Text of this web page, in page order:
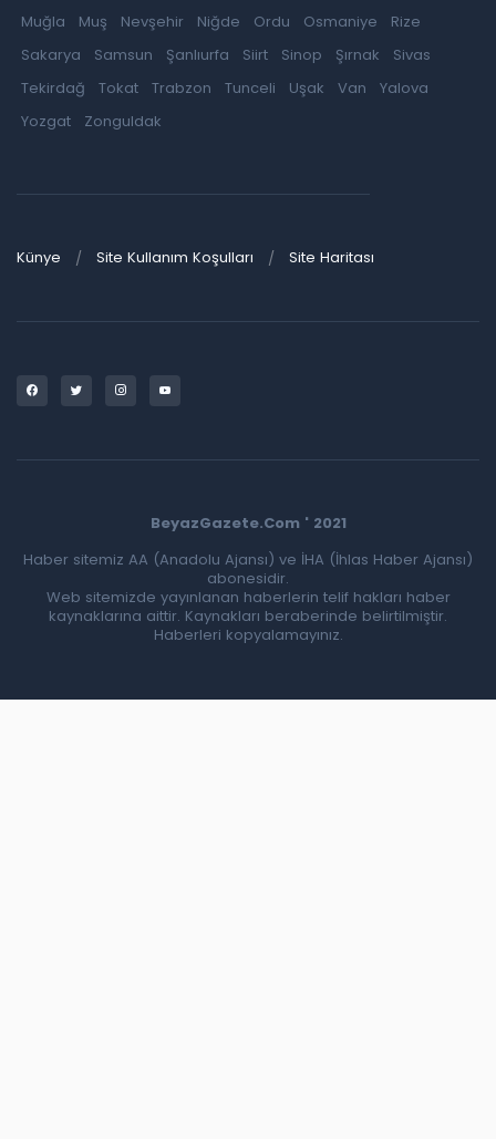
Muğla
Muş Nevşehir Niğde Ordu Osmaniye
Rize
Sakarya
Samsun Şanlıurfa Siirt Sinop Şırnak
Sivas
Tekirdağ
Tokat Trabzon Tunceli Uşak Van
Yalova
Yozgat
Zonguldak
Künye Site Kullanım Koşulları Site Haritası
BeyazGazete.Com ' 2021
Haber sitemiz AA (Anadolu Ajansı) ve İHA (İhlas Haber Ajansı)
abonesidir.
Web sitemizde yayınlanan haberlerin telif hakları haber
kaynaklarına aittir. Kaynakları beraberinde belirtilmiştir.
Haberleri kopyalamayınız.